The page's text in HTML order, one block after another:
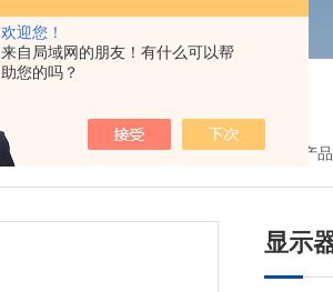
欢迎您！
来自局域网的朋友！有什么可以帮
助您的吗？
我的位置：首页 产
显示